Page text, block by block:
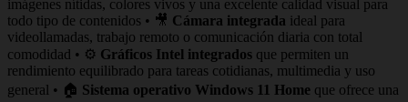
imágenes nítidas, colores vivos y una excelente calidad visual para
todo tipo de contenidos • 🎥 Cámara integrada ideal para
videollamadas, trabajo remoto o comunicación diaria con total
comodidad • ⚙️ Gráficos Intel integrados que permiten un
rendimiento equilibrado para tareas cotidianas, multimedia y uso
general • 🏠 Sistema operativo Windows 11 Home que ofrece una